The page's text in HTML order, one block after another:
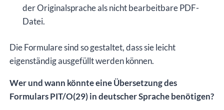
der Originalsprache als nicht bearbeitbare PDF-
Datei.
Die Formulare sind so gestaltet, dass sie leicht
eigenständig ausgefüllt werden können.
Wer und wann könnte eine Übersetzung des
Formulars PIT/O(29) in deutscher Sprache benötigen?